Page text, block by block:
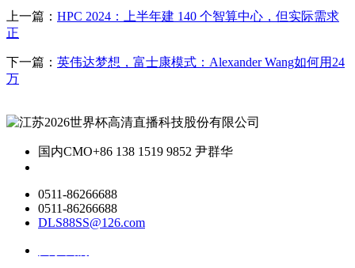
上一篇： HPC 2024：上半年建 140 个智算中心，但实际需求
正
下一篇： 英伟达梦想，富士康模式：Alexander Wang如何用24
万
国内CMO+86 138 1519 9852 尹群华
0511-86266688
0511-86266688
DLS88SS@126.com